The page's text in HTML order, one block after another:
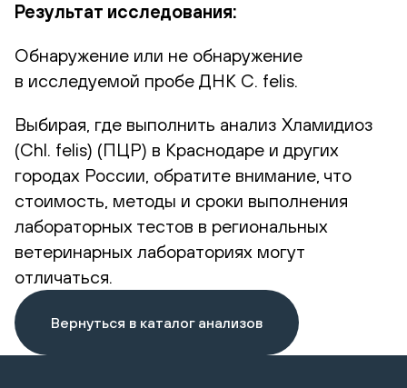
Результат исследования:
Обнаружение или не обнаружение
в исследуемой пробе ДНК С. felis.
Выбирая, где выполнить анализ Хламидиоз
(Chl. felis) (ПЦР) в Краснодаре и других
городах России, обратите внимание, что
стоимость, методы и сроки выполнения
лабораторных тестов в региональных
ветеринарных лабораториях могут
отличаться.
Вернуться в каталог анализов